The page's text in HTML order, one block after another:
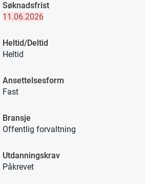
Søknadsfrist
11.06.2026
Heltid/Deltid
Heltid
Ansettelsesform
Fast
Bransje
Offentlig forvaltning
Utdanningskrav
Påkrevet